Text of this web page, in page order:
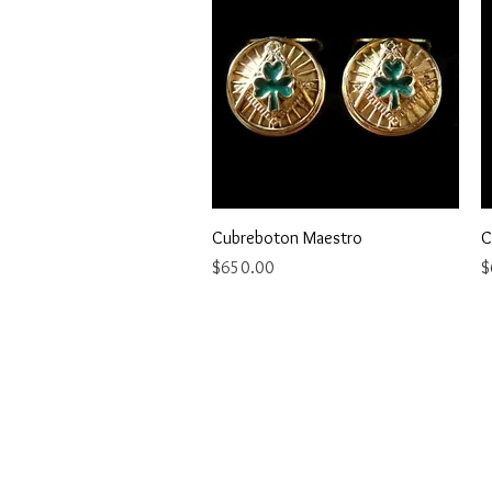
Vista rápida
Cubreboton Maestro
Precio
$650.00